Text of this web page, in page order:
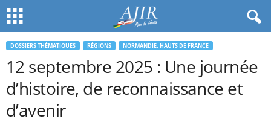
DOSSIERS THÉMATIQUES RÉGIONS NORMANDIE, HAUTS DE FRANCE
12 septembre 2025 : Une journée
d’histoire, de reconnaissance et
d’avenir